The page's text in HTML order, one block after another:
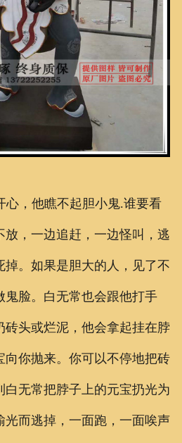
心，他瞧不起胆小鬼.谁要看
放，一边追赶，一边怪叫，逃
掉。如果是胆大的人，见了不
鬼脸。白无常也会跟他打手
砖头或烂泥，他会拿起挂在脖
向你抛来。你可以不停地把砖
白无常把脖子上的元宝扔光为
光而逃掉，一面跑，一面唉声